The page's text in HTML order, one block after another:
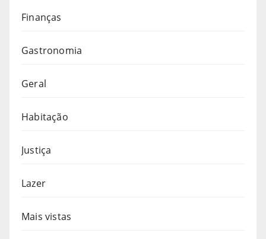
Finanças
Gastronomia
Geral
Habitação
Justiça
Lazer
Mais vistas